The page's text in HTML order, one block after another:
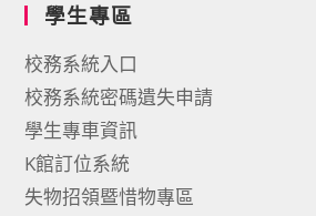
學生專區
校務系統入口
校務系統密碼遺失申請
學生專車資訊
K館訂位系統
失物招領暨惜物專區